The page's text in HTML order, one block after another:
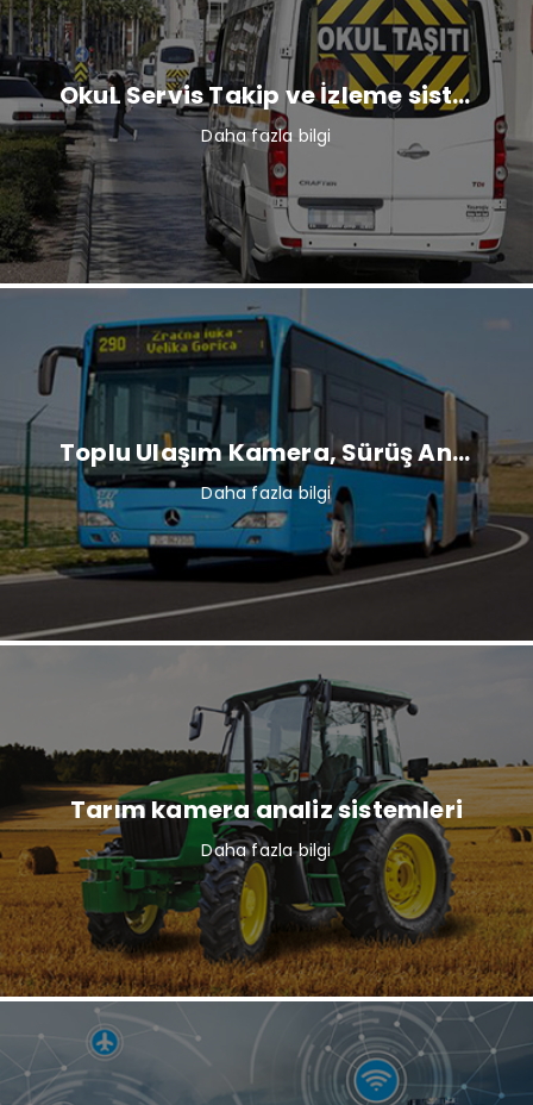
OkuL Servis Takip ve İzleme sistemi
Daha fazla bilgi
Toplu Ulaşım Kamera, Sürüş Analiz, Hat bilgi tabelası, Araç içi İnternet
Daha fazla bilgi
Tarım kamera analiz sistemleri
Daha fazla bilgi